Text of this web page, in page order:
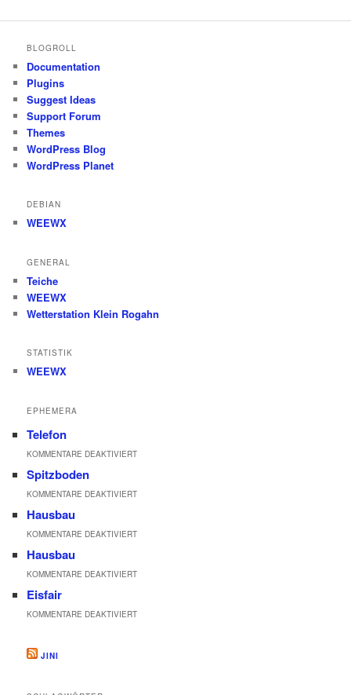
BLOGROLL
Documentation
Plugins
Suggest Ideas
Support Forum
Themes
WordPress Blog
WordPress Planet
DEBIAN
WEEWX
GENERAL
Teiche
WEEWX
Wetterstation Klein Rogahn
STATISTIK
WEEWX
EPHEMERA
Telefon
KOMMENTARE DEAKTIVIERTFÜR
Spitzboden
KOMMENTARE DEAKTIVIERTFÜR
Hausbau
KOMMENTARE DEAKTIVIERTFÜR
Hausbau
KOMMENTARE DEAKTIVIERTFÜR
Eisfair
KOMMENTARE DEAKTIVIERTFÜR
JINI